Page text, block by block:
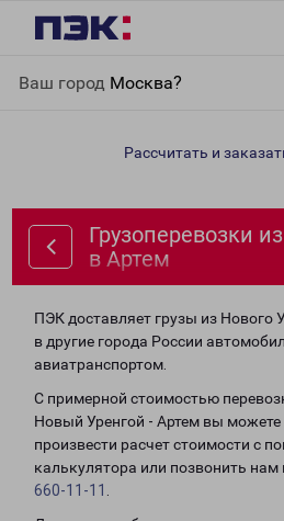
Ваш город Москва?
Артем
Рассчитать и
Грузоперевозки
в Артем
ПЭК доставляет грузы из Нового
в другие города России
авиатранспортом.
С примерной стоимостью
Новый Уренгой - Артем вы можете
произвести расчет стоимости с
калькулятора или позвонить нам
660-11-11